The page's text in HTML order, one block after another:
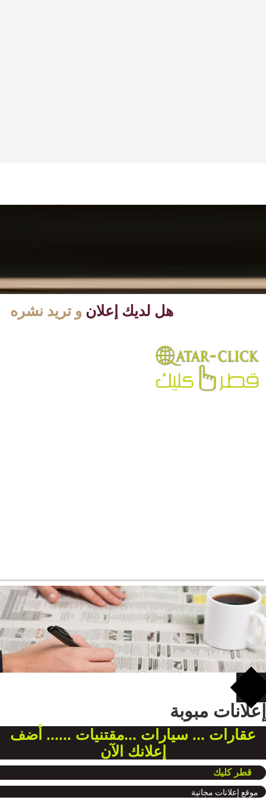
هل لديك إعلان و تريد نشره
إعلانات مبوبة
عقارات ... سيارات ...مقتنيات ...... أضف
إعلانك الآن
قطر كليك
موقع إعلانات مجانية